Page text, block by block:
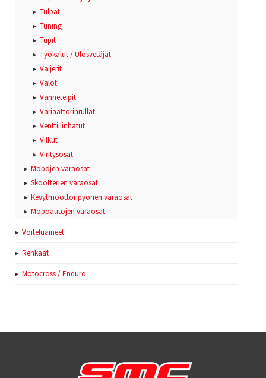
Tulpat
Tuning
Tupit
Työkalut / Ulosvetäjät
Vaijerit
Valot
Vanneteipit
Variaattorinrullat
Venttiilinhatut
Vilkut
Viritysosat
Mopojen varaosat
Skootterien varaosat
Kevytmoottoripyörien varaosat
Mopoautojen varaosat
Voiteluaineet
Renkaat
Motocross / Enduro